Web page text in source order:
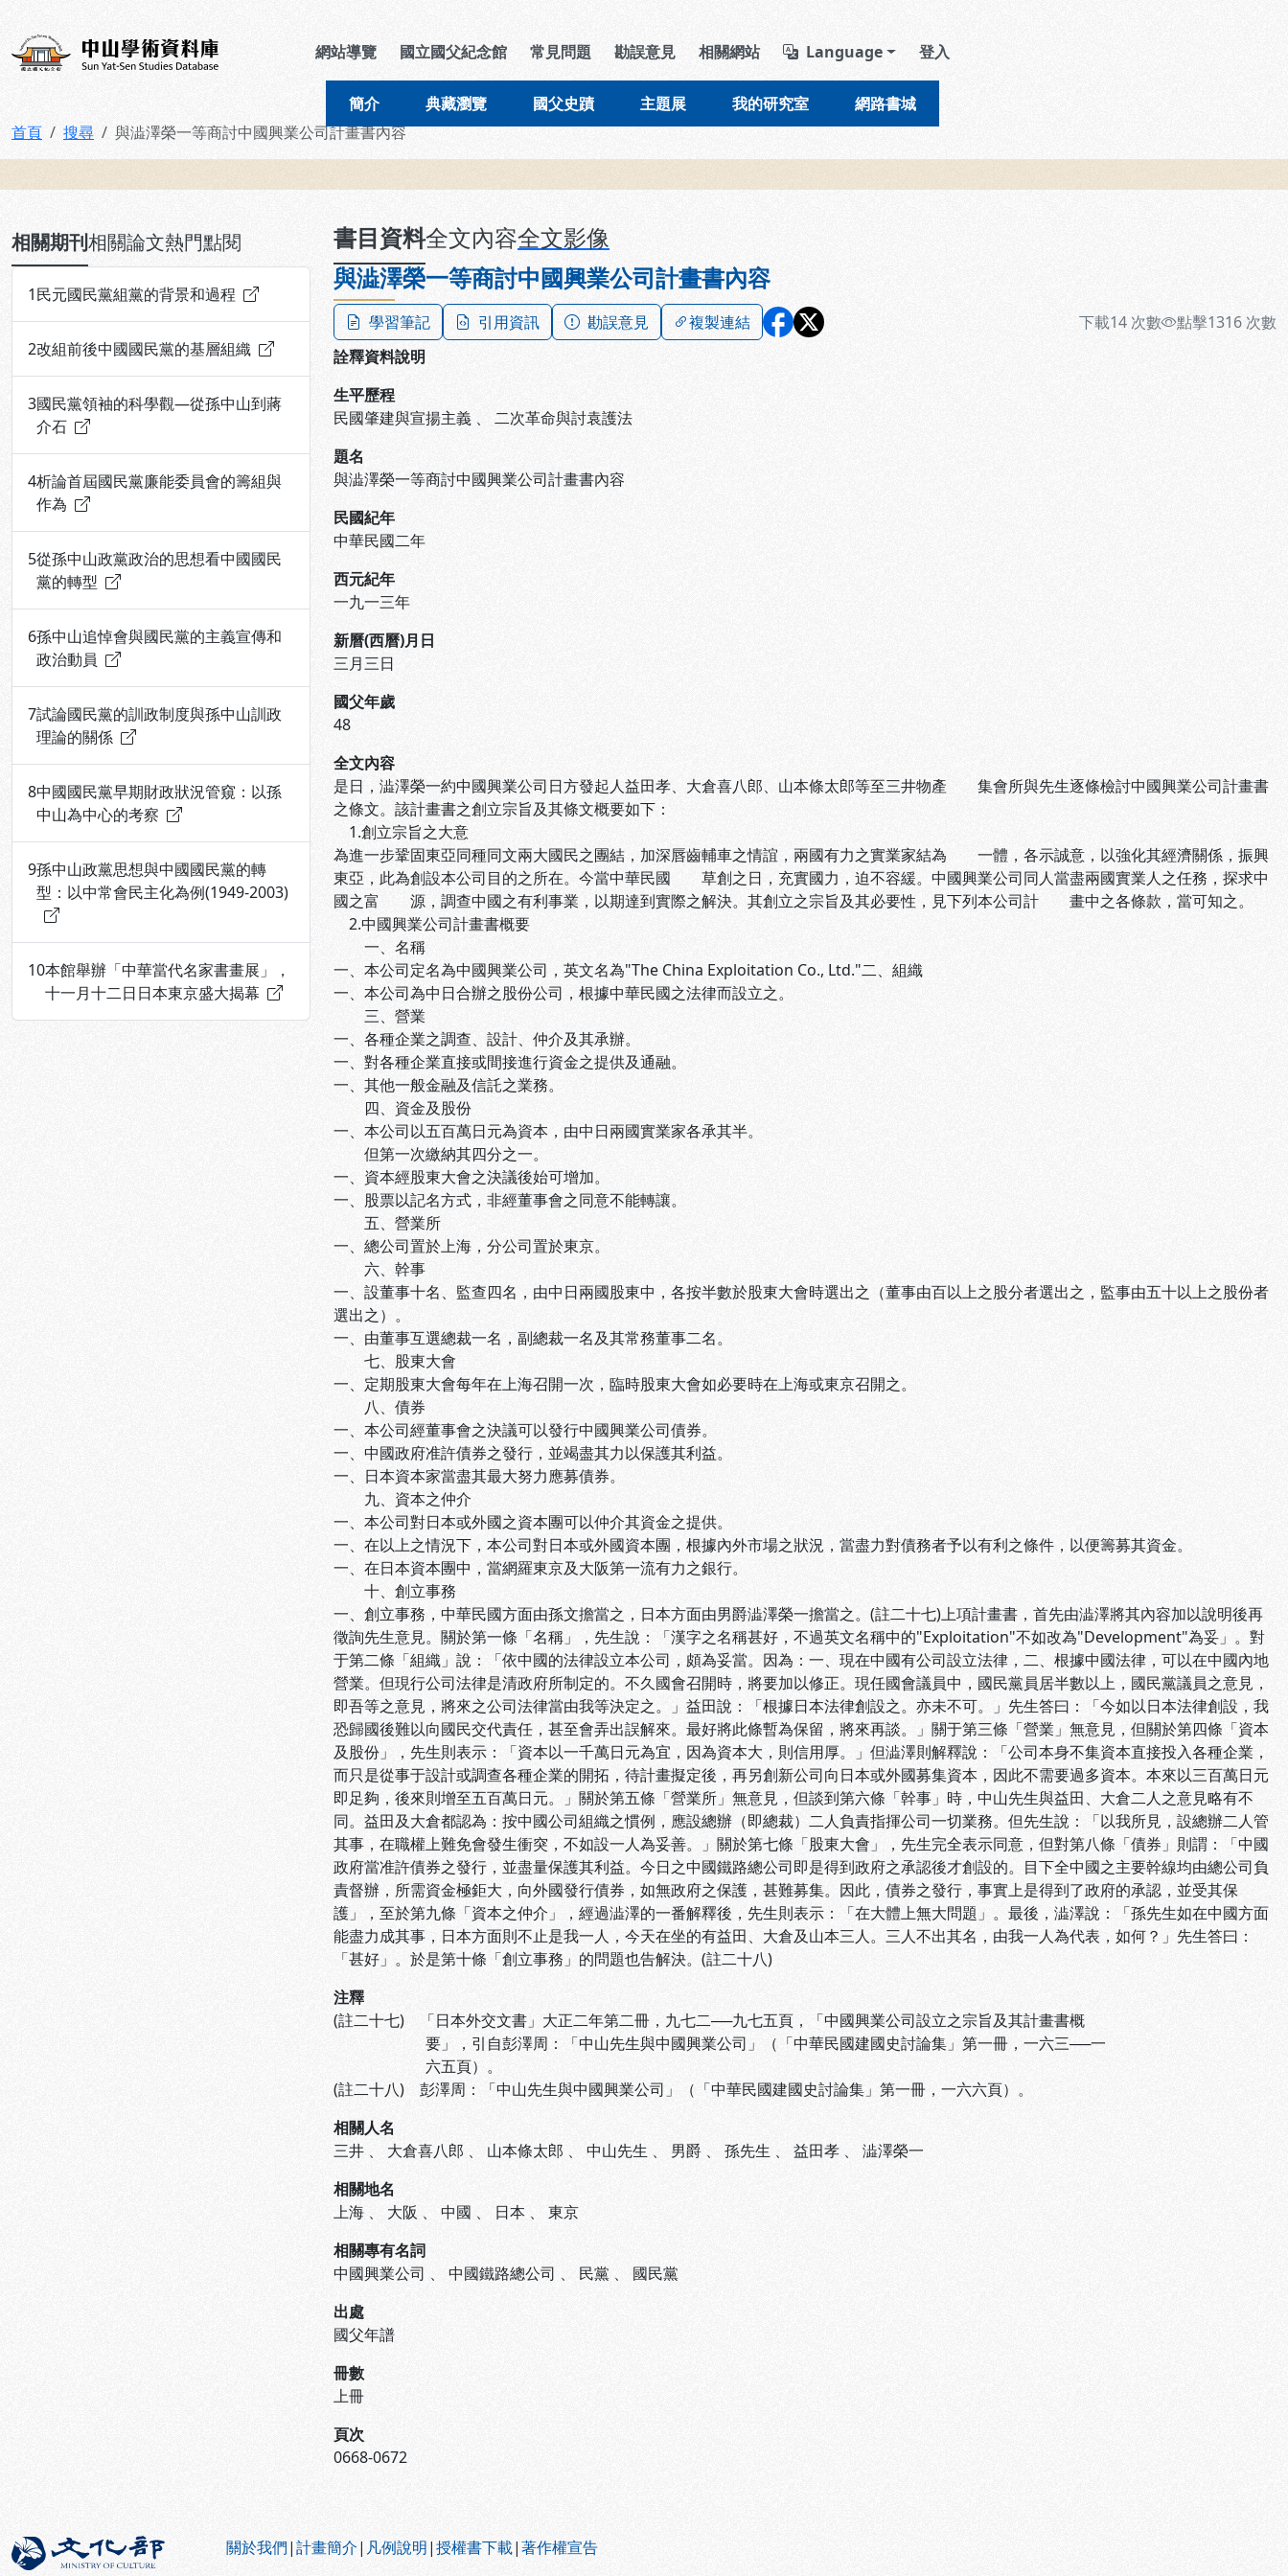
中山學術資料庫 導覽列區塊
網站導覽 國立國父紀念館 常見問題 勘誤意見 相關網站 Language 登入
簡介 典藏瀏覽 國父史蹟 主題展 我的研究室 網路書城
首頁 搜尋 與澁澤榮一等商討中國興業公司計畫書內容
相關期刊相關論文熱門點閱
1民元國民黨組黨的背景和過程
2改組前後中國國民黨的基層組織
3國民黨領袖的科學觀—從孫中山到蔣
介石
4析論首屆國民黨廉能委員會的籌組與
作為
5從孫中山政黨政治的思想看中國國民
黨的轉型
6孫中山追悼會與國民黨的主義宣傳和
政治動員
7試論國民黨的訓政制度與孫中山訓政
理論的關係
8中國國民黨早期財政狀況管窺：以孫
中山為中心的考察
9孫中山政黨思想與中國國民黨的轉
型：以中常會民主化為例(1949-2003)
10本館舉辦「中華當代名家書畫展」，
十一月十二日日本東京盛大揭幕
書目資料全文內容全文影像
與澁澤榮一等商討中國興業公司計畫書內容
學習筆記 引用資訊 勘誤意見 複製連結 下載14 次數 點擊1316 次數
詮釋資料說明
生平歷程
民國肇建與宣揚主義 、 二次革命與討袁護法
題名
與澁澤榮一等商討中國興業公司計畫書內容
民國紀年
中華民國二年
西元紀年
一九一三年
新曆(西曆)月日
三月三日
國父年歲
48
全文內容
是日，澁澤榮一約中國興業公司日方發起人益田孝、大倉喜八郎、山本條太郎等至三井物產 集會所與先生逐條檢討中國興業公司計畫書
之條文。該計畫書之創立宗旨及其條文概要如下：
1.創立宗旨之大意
為進一步鞏固東亞同種同文兩大國民之團結，加深唇齒輔車之情誼，兩國有力之實業家結為 一體，各示誠意，以強化其經濟關係，振興
東亞，此為創設本公司目的之所在。今當中華民國 草創之日，充實國力，迫不容緩。中國興業公司同人當盡兩國實業人之任務，探求中
國之富 源，調查中國之有利事業，以期達到實際之解決。其創立之宗旨及其必要性，見下列本公司計 畫中之各條款，當可知之。
2.中國興業公司計畫書概要
一、名稱
一、本公司定名為中國興業公司，英文名為"The China Exploitation Co., Ltd."二、組織
一、本公司為中日合辦之股份公司，根據中華民國之法律而設立之。
三、營業
一、各種企業之調查、設計、仲介及其承辦。
一、對各種企業直接或間接進行資金之提供及通融。
一、其他一般金融及信託之業務。
四、資金及股份
一、本公司以五百萬日元為資本，由中日兩國實業家各承其半。
但第一次繳納其四分之一。
一、資本經股東大會之決議後始可增加。
一、股票以記名方式，非經董事會之同意不能轉讓。
五、營業所
一、總公司置於上海，分公司置於東京。
六、幹事
一、設董事十名、監查四名，由中日兩國股東中，各按半數於股東大會時選出之（董事由百以上之股分者選出之，監事由五十以上之股份者
選出之）。
一、由董事互選總裁一名，副總裁一名及其常務董事二名。
七、股東大會
一、定期股東大會每年在上海召開一次，臨時股東大會如必要時在上海或東京召開之。
八、債券
一、本公司經董事會之決議可以發行中國興業公司債券。
一、中國政府准許債券之發行，並竭盡其力以保護其利益。
一、日本資本家當盡其最大努力應募債券。
九、資本之仲介
一、本公司對日本或外國之資本團可以仲介其資金之提供。
一、在以上之情況下，本公司對日本或外國資本團，根據內外市場之狀況，當盡力對債務者予以有利之條件，以便籌募其資金。
一、在日本資本團中，當網羅東京及大阪第一流有力之銀行。
十、創立事務
一、創立事務，中華民國方面由孫文擔當之，日本方面由男爵澁澤榮一擔當之。(註二十七)上項計畫書，首先由澁澤將其內容加以說明後再
徵詢先生意見。關於第一條「名稱」，先生說：「漢字之名稱甚好，不過英文名稱中的"Exploitation"不如改為"Development"為妥」。對
于第二條「組織」說：「依中國的法律設立本公司，頗為妥當。因為：一、現在中國有公司設立法律，二、根據中國法律，可以在中國內地
營業。但現行公司法律是清政府所制定的。不久國會召開時，將要加以修正。現任國會議員中，國民黨員居半數以上，國民黨議員之意見，
即吾等之意見，將來之公司法律當由我等決定之。」益田說：「根據日本法律創設之。亦未不可。」先生答曰：「今如以日本法律創設，我
恐歸國後難以向國民交代責任，甚至會弄出誤解來。最好將此條暫為保留，將來再談。」關于第三條「營業」無意見，但關於第四條「資本
及股份」，先生則表示：「資本以一千萬日元為宜，因為資本大，則信用厚。」但澁澤則解釋說：「公司本身不集資本直接投入各種企業，
而只是從事于設計或調查各種企業的開拓，待計畫擬定後，再另創新公司向日本或外國募集資本，因此不需要過多資本。本來以三百萬日元
即足夠，後來則增至五百萬日元。」關於第五條「營業所」無意見，但談到第六條「幹事」時，中山先生與益田、大倉二人之意見略有不
同。益田及大倉都認為：按中國公司組織之慣例，應設總辦（即總裁）二人負責指揮公司一切業務。但先生說：「以我所見，設總辦二人管
其事，在職權上難免會發生衝突，不如設一人為妥善。」關於第七條「股東大會」，先生完全表示同意，但對第八條「債券」則謂：「中國
政府當准許債券之發行，並盡量保護其利益。今日之中國鐵路總公司即是得到政府之承認後才創設的。目下全中國之主要幹線均由總公司負
責督辦，所需資金極鉅大，向外國發行債券，如無政府之保護，甚難募集。因此，債券之發行，事實上是得到了政府的承認，並受其保
護」，至於第九條「資本之仲介」，經過澁澤的一番解釋後，先生則表示：「在大體上無大問題」。最後，澁澤說：「孫先生如在中國方面
能盡力成其事，日本方面則不止是我一人，今天在坐的有益田、大倉及山本三人。三人不出其名，由我一人為代表，如何？」先生答曰：
「甚好」。於是第十條「創立事務」的問題也告解決。(註二十八)
注釋
(註二十七) 「日本外交文書」大正二年第二冊，九七二──九七五頁，「中國興業公司設立之宗旨及其計畫書概
要」，引自彭澤周：「中山先生與中國興業公司」（「中華民國建國史討論集」第一冊，一六三──一
六五頁）。
(註二十八) 彭澤周：「中山先生與中國興業公司」（「中華民國建國史討論集」第一冊，一六六頁）。
相關人名
三井 、 大倉喜八郎 、 山本條太郎 、 中山先生 、 男爵 、 孫先生 、 益田孝 、 澁澤榮一
相關地名
上海 、 大阪 、 中國 、 日本 、 東京
相關專有名詞
中國興業公司 、 中國鐵路總公司 、 民黨 、 國民黨
出處
國父年譜
冊數
上冊
頁次
0668-0672
關於我們|計畫簡介| 凡例說明|授權書下載|著作權宣告